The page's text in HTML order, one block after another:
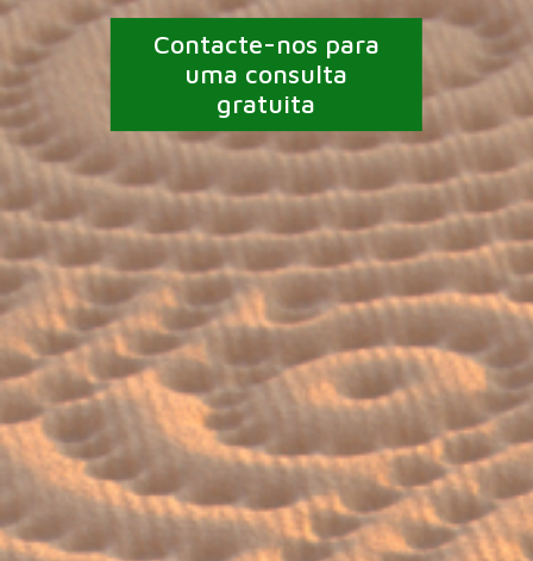
Contacte-nos para
uma consulta
gratuita